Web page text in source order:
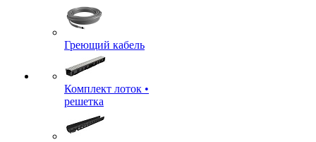
Греющий кабель
Комплект лоток •
решетка